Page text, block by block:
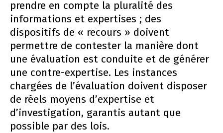
prendre en compte la pluralité des
informations et expertises ; des
dispositifs de « recours » doivent
permettre de contester la manière dont
une évaluation est conduite et de générer
une contre-expertise. Les instances
chargées de l’évaluation doivent disposer
de réels moyens d’expertise et
d’investigation, garantis autant que
possible par des lois.